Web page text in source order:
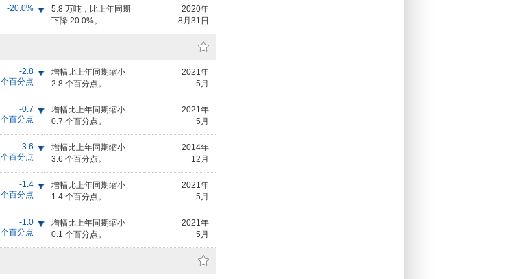
-20.0%
5.8 万吨，比上年同期
下降 20.0%。
2020年
8月31日
-2.8
个百分点
增幅比上年同期缩小
2.8 个百分点。
2021年
5月
-0.7
个百分点
增幅比上年同期缩小
0.7 个百分点。
2021年
5月
-3.6
个百分点
增幅比上年同期缩小
3.6 个百分点。
2014年
12月
-1.4
个百分点
增幅比上年同期缩小
1.4 个百分点。
2021年
5月
-1.0
个百分点
增幅比上年同期缩小
0.1 个百分点。
2021年
5月